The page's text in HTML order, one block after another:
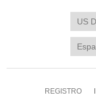
REGISTRO